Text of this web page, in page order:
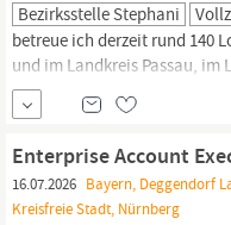
Bezirksstelle Stephani
betreue ich derzeit rund 140
und im Landkreis Passau, im
Landkreis Rottal-Inn, im
südlichen Landkreis
Spielbankverwaltung...
Enterprise Account
16.07.2026 Bayern, Deggendorf
Kreisfreie Stadt, Nürnberg